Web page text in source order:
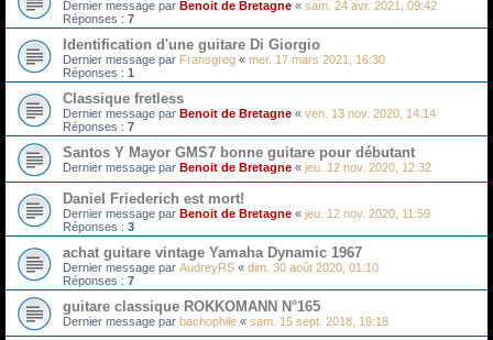
Dernier message par Benoit de Bretagne « sam. 24 avr. 2021, 09:42
Réponses : 7
Identification d'une guitare Di Giorgio
Dernier message par Fransgreg « mer. 17 mars 2021, 16:30
Réponses : 1
Classique fretless
Dernier message par Benoit de Bretagne « ven. 13 nov. 2020, 14:14
Réponses : 7
Santos Y Mayor GMS7 bonne guitare pour débutant
Dernier message par Benoit de Bretagne « jeu. 12 nov. 2020, 12:32
Daniel Friederich est mort!
Dernier message par Benoit de Bretagne « jeu. 12 nov. 2020, 11:59
Réponses : 3
achat guitare vintage Yamaha Dynamic 1967
Dernier message par AudreyRS « dim. 30 août 2020, 01:10
Réponses : 7
guitare classique ROKKOMANN N°165
Dernier message par bachophile « sam. 15 sept. 2018, 19:18